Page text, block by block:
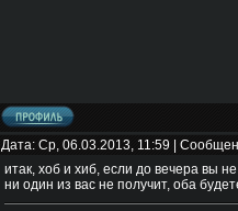
Дата: Ср, 06.03.2013, 11:59 |
итак, хоб и хиб, если до вечера вы
ни один из вас не получит, оба